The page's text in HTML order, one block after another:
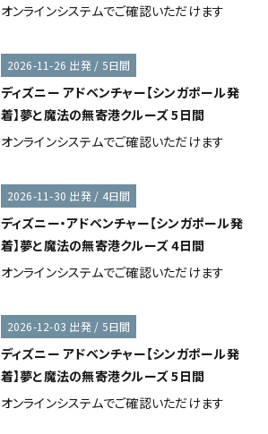
オンラインシステムでご確認いただけます
2026-11-26 出発 / 5日間
ディズニー アドベンチャー【シンガポール発
着】夢と魔法の無寄港クルーズ 5日間
オンラインシステムでご確認いただけます
2026-11-30 出発 / 4日間
ディズニー・アドベンチャー【シンガポール発
着】夢と魔法の無寄港クルーズ 4日間
オンラインシステムでご確認いただけます
2026-12-03 出発 / 5日間
ディズニー アドベンチャー【シンガポール発
着】夢と魔法の無寄港クルーズ 5日間
オンラインシステムでご確認いただけます